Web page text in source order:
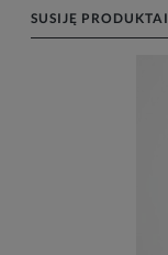
SUSIJĘ PRODUKTAI